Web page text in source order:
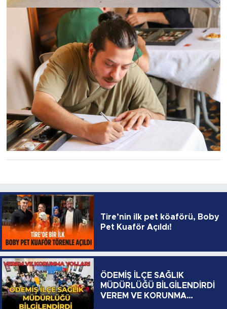
Tire’nin ilk pet köaförü, Boby
Pet Kuaför Açıldı!
ÖDEMİŞ İLÇE SAĞLIK
MÜDÜRLÜĞÜ BİLGİLENDİRDİ
VEREM VE KORUNMA